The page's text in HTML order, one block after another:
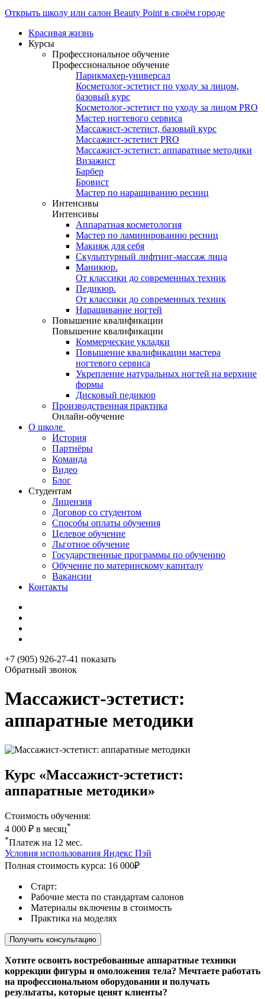
Открыть школу или салон Beauty Point в своём городе
Красивая жизнь
Курсы
Профессиональное обучение
Профессиональное обучение
Парикмахер-универсал
Косметолог-эстетист по уходу за лицом,
базовый курс
Косметолог-эстетист по уходу за лицом PRO
Мастер ногтевого сервиса
Массажист-эстетист, базовый курс
Массажист-эстетист PRO
Массажист-эстетист: аппаратные методики
Визажист
Барбер
Бровист
Мастер по наращиванию ресниц
Интенсивы
Интенсивы
Аппаратная косметология
Мастер по ламинированию ресниц
Макияж для себя
Скульптурный лифтинг-массаж лица
Маникюр.
От классики до современных техник
Педикюр.
От классики до современных техник
Наращивание ногтей
Повышение квалификации
Повышение квалификации
Коммерческие укладки
Повышение квалификации мастера
ногтевого сервиса
Укрепление натуральных ногтей на верхние
формы
Дисковый педикюр
Производственная практика
Онлайн-обучение
О школе
История
Партнёры
Команда
Видео
Блог
Студентам
Лицензия
Договор со студентом
Способы оплаты обучения
Целевое обучение
Льготное обучение
Государственные программы по обучению
Обучение по материнскому капиталу
Вакансии
Контакты
+7 (905) 926-27-41 показать
Обратный звонок
Массажист-эстетист:
аппаратные методики
Курс «Массажист-эстетист:
аппаратные методики»
Стоимость обучения:
4 000 ₽ в месяц*
*Платеж на 12 мес.
Условия использования Яндекс Пэй
Полная стоимость курса: 16 000₽
Старт:
Рабочие места по стандартам салонов
Материалы включены в стоимость
Практика на моделях
Получить консультацию
Хотите освоить востребованные аппаратные техники
коррекции фигуры и омоложения тела? Мечтаете работать
на профессиональном оборудовании и получать
результаты, которые ценят клиенты?